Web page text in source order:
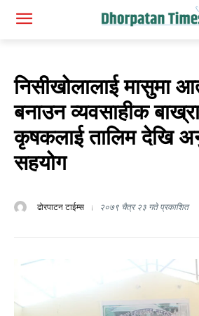
निसीखोलालाई मासुमा
बनाउन व्यवसाहीक
कृषकलाई तालिम देखि
सहयोग
ढोरपाटन टाईम्स २०७९ चैत्र २३ गते प्रकाशित